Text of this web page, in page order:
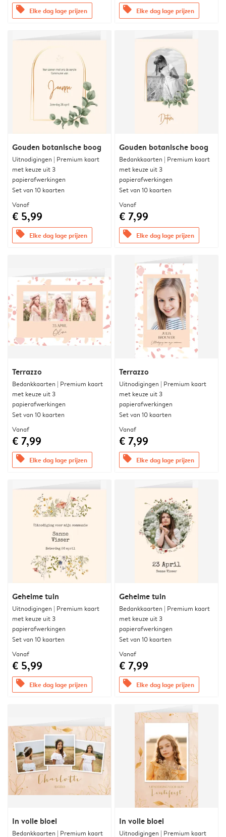
offers Elke dag lage prijzen offers Elke dag lage prijzen
Gouden botanische boog
Uitnodigingen | Premium kaart
met keuze uit 3
papierafwerkingen
Set van 10 kaarten
Vanaf
€ 5,99
offers Elke dag lage prijzen
Gouden botanische boog
Bedankkaarten | Premium kaart
met keuze uit 3
papierafwerkingen
Set van 10 kaarten
Vanaf
€ 7,99
offers Elke dag lage prijzen
Terrazzo
Bedankkaarten | Premium kaart
met keuze uit 3
papierafwerkingen
Set van 10 kaarten
Vanaf
€ 7,99
offers Elke dag lage prijzen
Terrazzo
Uitnodigingen | Premium kaart
met keuze uit 3
papierafwerkingen
Set van 10 kaarten
Vanaf
€ 7,99
offers Elke dag lage prijzen
Geheime tuin
Uitnodigingen | Premium kaart
met keuze uit 3
papierafwerkingen
Set van 10 kaarten
Vanaf
€ 5,99
offers Elke dag lage prijzen
Geheime tuin
Bedankkaarten | Premium kaart
met keuze uit 3
papierafwerkingen
Set van 10 kaarten
Vanaf
€ 7,99
offers Elke dag lage prijzen
In volle bloei
Bedankkaarten | Premium kaart
In volle bloei
Uitnodigingen | Premium kaart